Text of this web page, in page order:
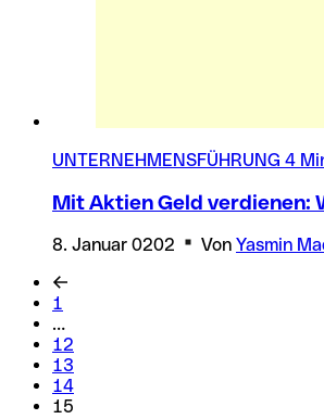
UNTERNEHMENSFÜHRUNG 4
Mit Aktien Geld verdienen:
8. Januar 0202 Von Yasmin
1
…
12
13
14
15